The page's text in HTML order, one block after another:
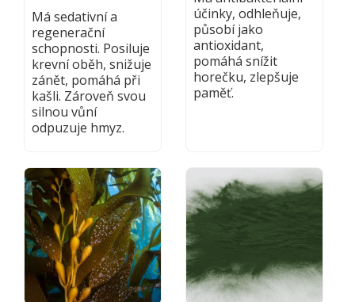
Má sedativní a
regenerační
schopnosti. Posiluje
krevní oběh, snižuje
zánět, pomáhá při
kašli. Zároveň svou
silnou vůní
odpuzuje hmyz.
účinky, odhleňuje,
působí jako
antioxidant,
pomáhá snížit
horečku, zlepšuje
paměť.